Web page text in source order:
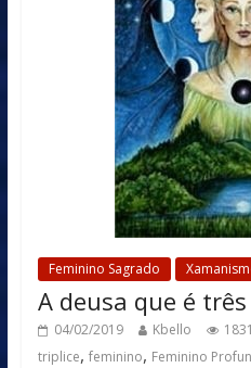
Feminino Sagrado
A deusa que é três
04/02/2019 Kbello
triplice, feminino, Feminino